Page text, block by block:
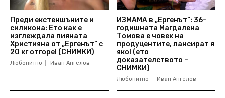
Преди екстеншъните и
силикона: Ето как е
изглеждала пияната
Християна от „Ергенът“ с
20 кг отгоре! (СНИМКИ)
Любопитно Иван Ангелов
ИЗМАМА в „Ергенът“: 36-
годишната Магдалена
Томова е човек на
продуцентите, лансират я
яко! (ето
доказателството –
СНИМКИ)
Любопитно Иван Ангелов